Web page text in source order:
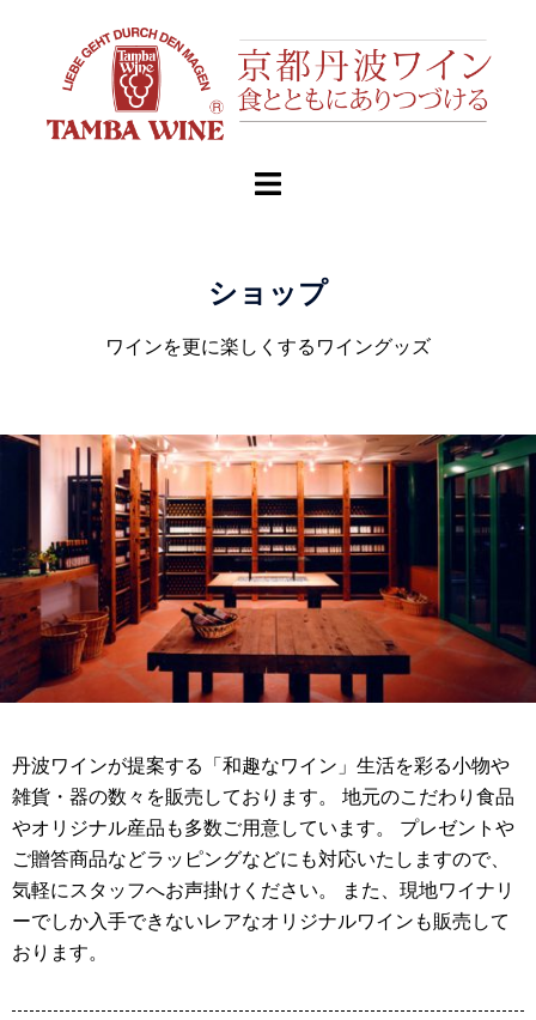
ショップ
ワインを更に楽しくするワイングッズ
丹波ワインが提案する「和趣なワイン」生活を彩る小物や
雑貨・器の数々を販売しております。 地元のこだわり食品
やオリジナル産品も多数ご用意しています。 プレゼントや
ご贈答商品などラッピングなどにも対応いたしますので、
気軽にスタッフへお声掛けください。 また、現地ワイナリ
ーでしか入手できないレアなオリジナルワインも販売して
おります。